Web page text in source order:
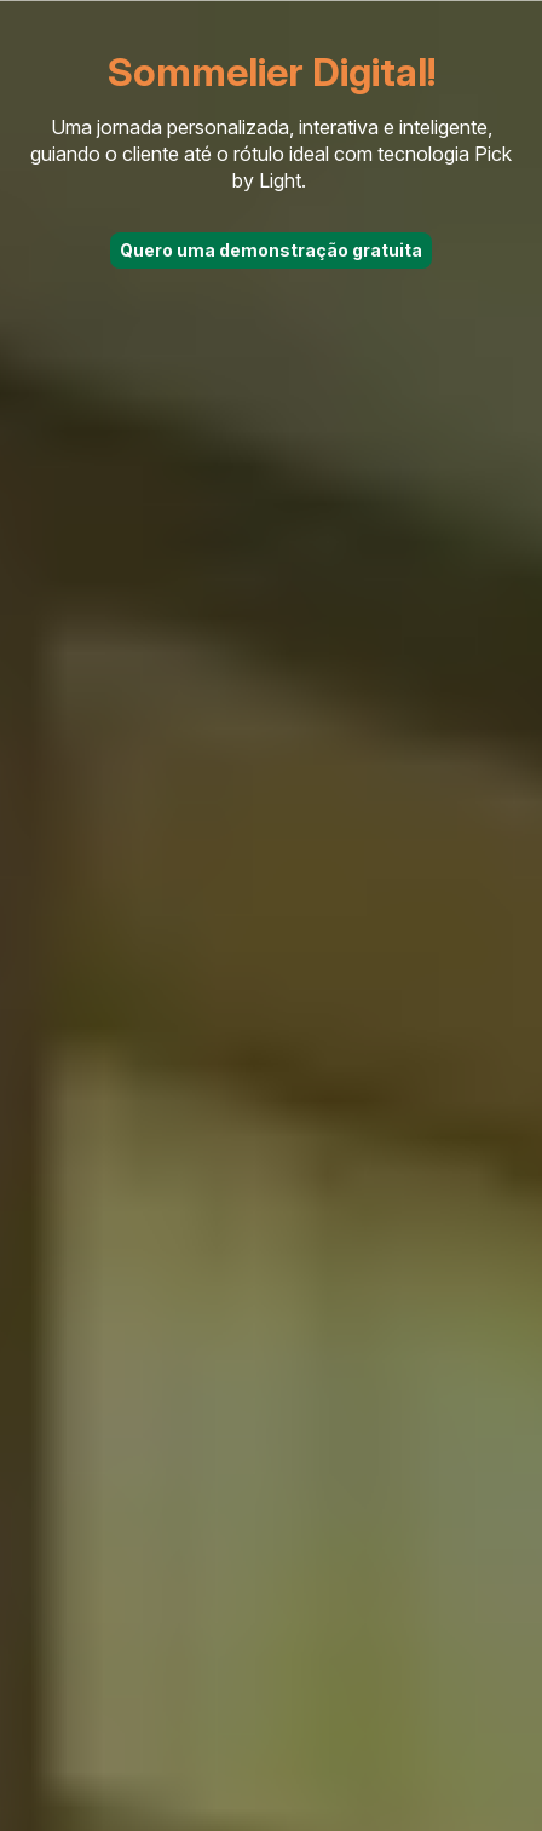
Sommelier Digital!
Uma jornada personalizada, interativa e inteligente,
guiando o cliente até o rótulo ideal com tecnologia Pick
by Light.
Quero uma demonstração gratuita